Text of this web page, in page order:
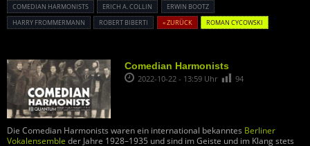
COMEDIAN HARMONISTS
ERICH A. COLLIN
ERWIN BOOTZ
HARRY FROMMERMANN
ROBERT BIBERTI « ZURÜCK ROMAN CYCOWSKI
Comedian Harmonists
2022-10-22 - 13:59 Uhr 94
Die Comedian Harmonists waren ein international bekanntes Berliner
Vokalensemble der Jahre 1928–1935 und sind im Geiste und im Klang stets